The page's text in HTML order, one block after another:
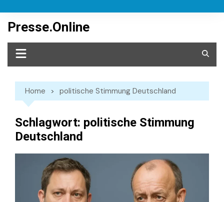
content
Presse.Online
Home politische Stimmung Deutschland
Schlagwort: politische Stimmung
Deutschland